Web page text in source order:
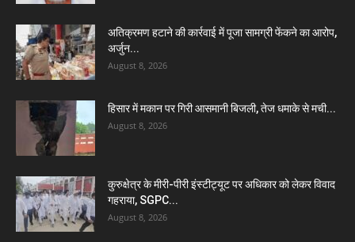
अतिक्रमण हटाने की कार्रवाई में पूजा सामग्री फेंकने का आरोप,
अर्जुन...
August 8, 2026
हिसार में मकान पर गिरी आसमानी बिजली, तेज धमाके से मची...
August 8, 2026
कुरुक्षेत्र के मीरी-पीरी इंस्टीट्यूट पर अधिकार को लेकर विवाद
गहराया, SGPC...
August 8, 2026